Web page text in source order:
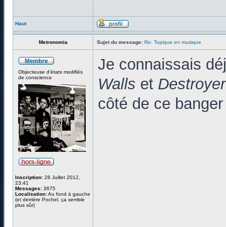
Haut
Metronomia Sujet du message: Re: Topique en musique
Objecteuse d'états modifiés
de conscience
Inscription: 28 Juillet 2012,
23:41
Messages: 3675
Localisation:Au fond à gauche
(et derrière Pochel, ça semble
plus sûr)
Je connaissais
Walls et Destroyer
côté de ce